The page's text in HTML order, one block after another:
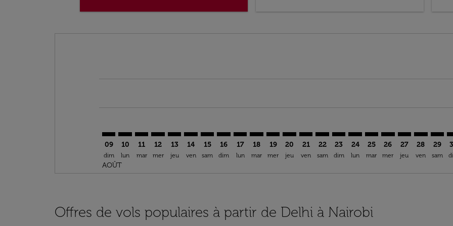
09
dim
AOÛT
10
lun
11
mar
12
mer
13
jeu
14
ven
15
sam
16
dim
17
lun
18
mar
DEL–NBO: cmp-view-offers-disclaimer. Trouver
19
mer
DEL–NBO: cmp-view-offers-disclaimer.
20
jeu
DEL–NBO: cmp-view-offers-disclaimer.
21
ven
DEL–NBO: cmp-view-offers-
22
sam
DEL–NBO: cmp-view-offers-
23
dim
DEL–NBO: cmp-view-
24
lun
DEL–NBO: cmp-view-
25
mar
DEL–NBO: cmp-
26
mer
DEL–NBO:
27
jeu
28
ven
29
sam
Offres de vols populaires à partir de Delhi à Nairobi